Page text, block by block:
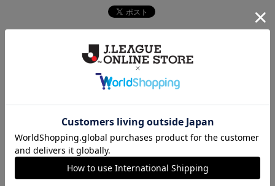
現在販売中の25ユニフォームはこちら！
東京Ｖ
東京ヴェルディのすべてのグッズをチェックしたい
方に！全グッズ一覧はこちら！